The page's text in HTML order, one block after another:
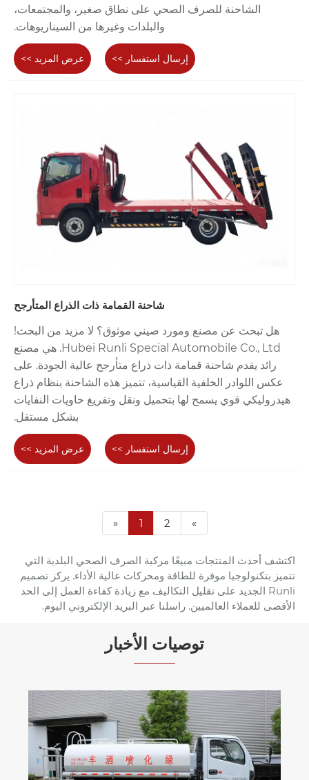
الشاحنة للصرف الصحي على نطاق صغير، والمجتمعات،
والبلدات وغيرها من السيناريوهات.
عرض المزيد >> إرسال استفسار >>
شاحنة القمامة ذات الذراع المتأرجح
هل تبحث عن مصنع ومورد صيني موثوق؟ لا مزيد من البحث!
Hubei Runli Special Automobile Co., Ltd. هي مصنع
رائد يقدم شاحنة قمامة ذات ذراع متأرجح عالية الجودة. على
عكس اللوادر الخلفية القياسية، تتميز هذه الشاحنة بنظام ذراع
هيدروليكي قوي يسمح لها بتحميل ونقل وتفريغ حاويات النفايات
بشكل مستقل.
عرض المزيد >> إرسال استفسار >>
« 1 2 »
اكتشف أحدث المنتجات مبيعًا مركبة الصرف الصحي البلدية التي
تتميز بتكنولوجيا موفرة للطاقة ومحركات عالية الأداء. يركز تصميم
Runli الجديد على تقليل التكاليف مع زيادة كفاءة العمل إلى الحد
الأقصى للعملاء العالميين. راسلنا عبر البريد الإلكتروني اليوم.
توصيات الأخبار
كيف تعمل شاحنة صهريج النفط وتضمن
الآمن للوقود
عرض المزيد >>